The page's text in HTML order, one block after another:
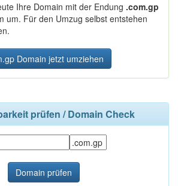
Ihre Domain mit der Endung .com.gp
um. Für den Umzug selbst entstehen
Domain jetzt umziehen
prüfen / Domain Check